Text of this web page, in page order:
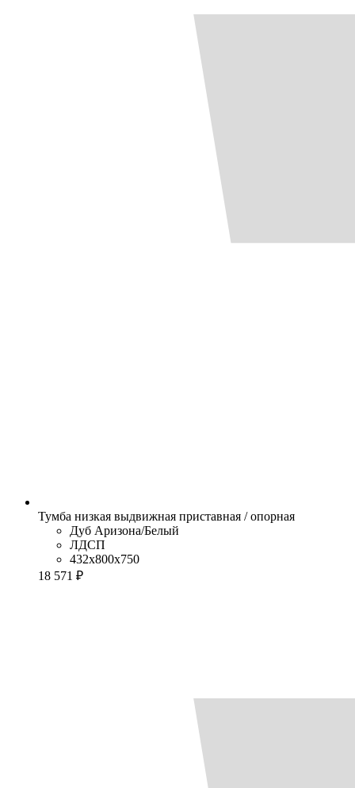
Тумба низкая выдвижная приставная / опорная
Дуб Аризона/Белый
ЛДСП
432x800x750
18 571 ₽